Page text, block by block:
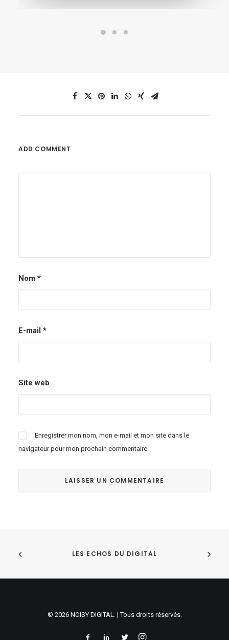
ADD COMMENT
Nom *
E-mail *
Site web
Enregistrer mon nom, mon e-mail et mon site dans le
navigateur pour mon prochain commentaire.
LES ECHOS DU DIGITAL
© 2026 NOISY DIGITAL. | Tous droits réservés.